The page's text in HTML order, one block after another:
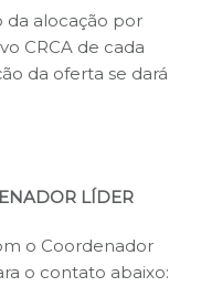
da alocação por
CRCA de cada
da oferta se dará
LÍDER
o Coordenador
o contato abaixo: